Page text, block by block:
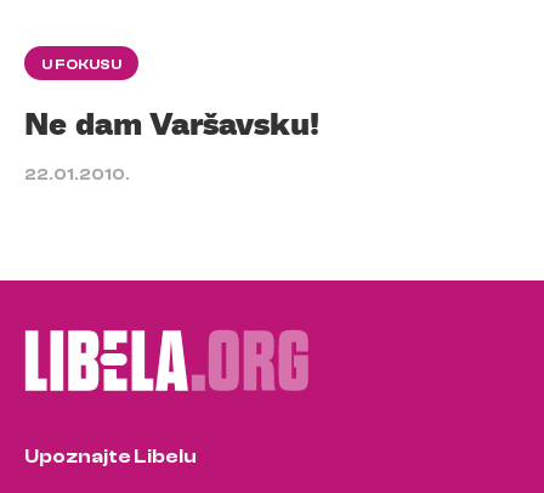
U FOKUSU
Ne dam Varšavsku!
22.01.2010.
Upoznajte Libelu